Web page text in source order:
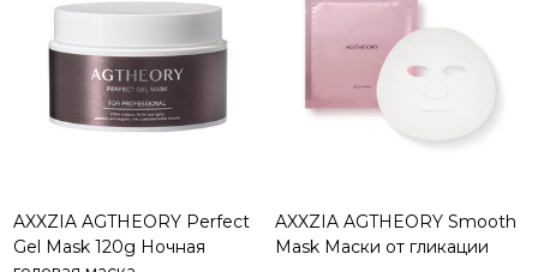
AXXZIA AGTHEORY Perfect
Gel Mask 120g Ночная
AXXZIA AGTHEORY Smooth
Mask Маски от гликации